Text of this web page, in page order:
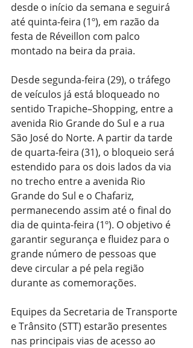
desde o início da semana e seguirá
até quinta-feira (1º), em razão da
festa de Réveillon com palco
montado na beira da praia.
Desde segunda-feira (29), o tráfego
de veículos já está bloqueado no
sentido Trapiche–Shopping, entre a
avenida Rio Grande do Sul e a rua
São José do Norte. A partir da tarde
de quarta-feira (31), o bloqueio será
estendido para os dois lados da via
no trecho entre a avenida Rio
Grande do Sul e o Chafariz,
permanecendo assim até o final do
dia de quinta-feira (1º). O objetivo é
garantir segurança e fluidez para o
grande número de pessoas que
deve circular a pé pela região
durante as comemorações.
Equipes da Secretaria de Transporte
e Trânsito (STT) estarão presentes
nas principais vias de acesso ao